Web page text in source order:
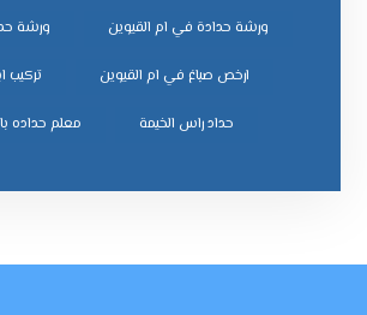
ورشة حدادة في ام القيوين ورشة
ﺗﺮﻛﻴﺐ
ﺣﺪاد راس اﻟﺨﻴﻤﺔ ﻣﻌﻠﻢ ﺣﺪاده